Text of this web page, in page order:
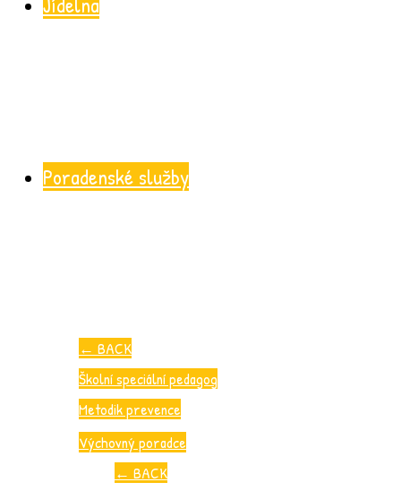
Poradenské služby
← BACK
Školní speciální pedagog
Metodik prevence
Výchovný poradce
← BACK